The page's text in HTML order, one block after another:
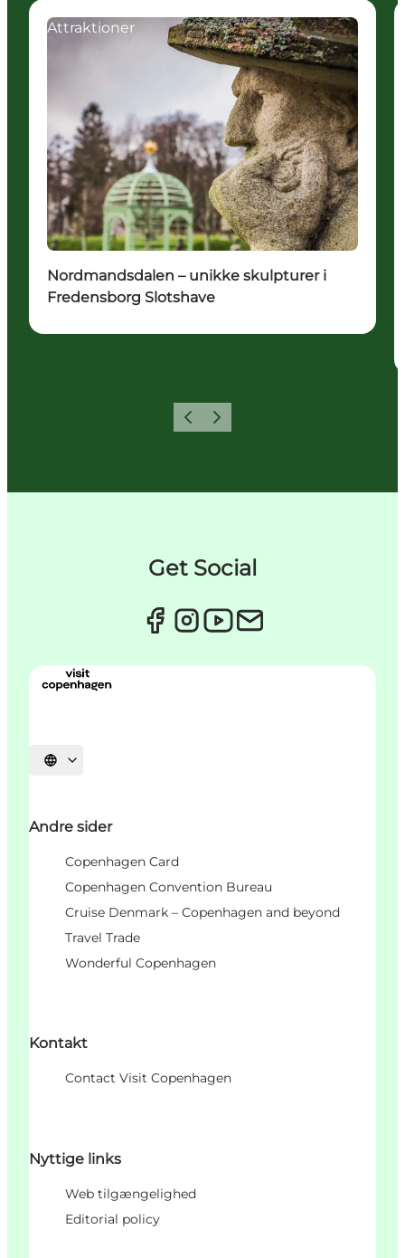
Attraktioner
Nordmandsdalen – unikke skulpturer i
Fredensborg Slotshave
Previous
Next
Get Social
Select language
Andre sider
Copenhagen Card
Copenhagen Convention Bureau
Cruise Denmark – Copenhagen and beyond
Travel Trade
Wonderful Copenhagen
Kontakt
Contact Visit Copenhagen
Nyttige links
Web tilgængelighed
Editorial policy